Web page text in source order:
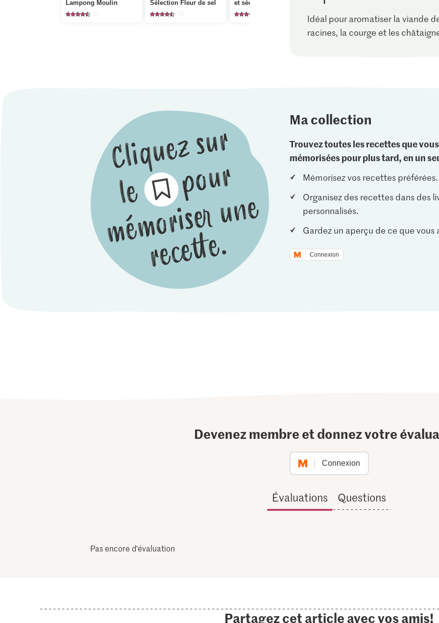
Lampong Moulin
Sélection Fleur de sel
et séchées
Idéal pour aromatiser la viande
racines, la courge et les
Ma collection
Trouvez toutes les recettes que
mémorisées pour plus tard, en un
Mémorisez vos recettes préférées.
Organisez des recettes dans des
personnalisés.
Gardez un aperçu de ce que vous
Connexion
Devenez membre et donnez votre
Connexion
Évaluations Questions
Pas encore d'évaluation
Partagez cet article avec vos amis!